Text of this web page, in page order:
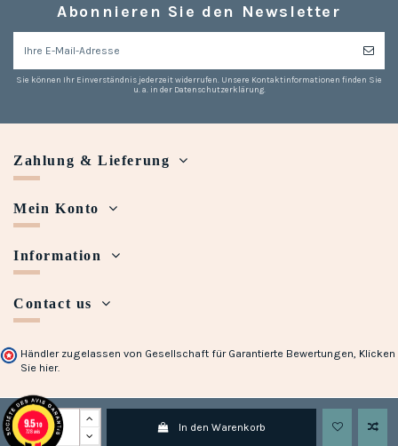
In den Warenkorb
Abonnieren Sie den Newsletter
Sie können Ihr Einverständnis jederzeit widerrufen. Unsere Kontaktinformationen finden Sie
u. a. in der Datenschutzerklärung.
Zahlung & Lieferung
Mein Konto
Information
Contact us
Händler zugelassen von Gesellschaft für Garantierte Bewertungen, Klicken
Sie hier.
Copyright © 2018 - 2023 Maison Halleux. Developed with
9.5/10
728 avis